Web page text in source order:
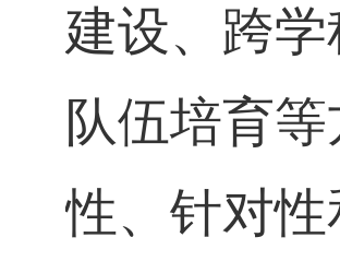
建设、跨
队伍培育
性、针对